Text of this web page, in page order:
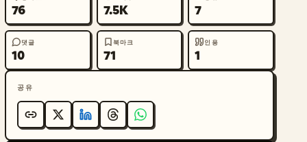
76 7.5K 7
댓글
10
북마크
71
인용
1
공유